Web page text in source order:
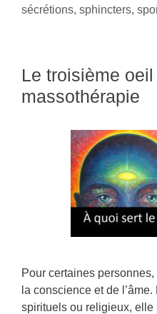
sécrétions, sphincters,
Le troisième
massothérapie
Pour certaines
la conscience et de
spirituels ou religieux, elle